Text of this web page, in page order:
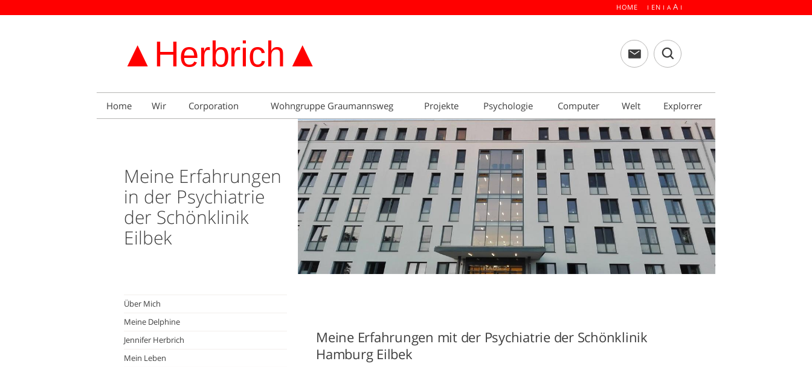
HOME I EN I A A I
Home Wir Corporation Wohngruppe Graumannsweg Projekte Psychologie Computer Welt Explorrer
Meine Erfahrungen
in der Psychiatrie
der Schönklinik
Eilbek
Über Mich
Meine Delphine
Jennifer Herbrich
Mein Leben
Meine Erfahrungen mit der Psychiatrie der Schönklinik
Hamburg Eilbek